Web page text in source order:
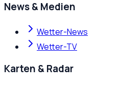
News & Medien
Wetter-News
Wetter-TV
Karten & Radar